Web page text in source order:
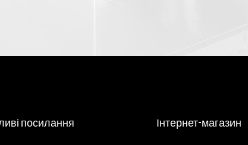
посилання Інтернет-магазин